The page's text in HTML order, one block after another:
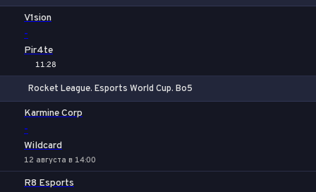
V1sion
-
Pir4te
11:28
Rocket League. Esports World Cup. Bo5
Karmine Corp
-
Wildcard
12 августа в 14:00
R8 Esports